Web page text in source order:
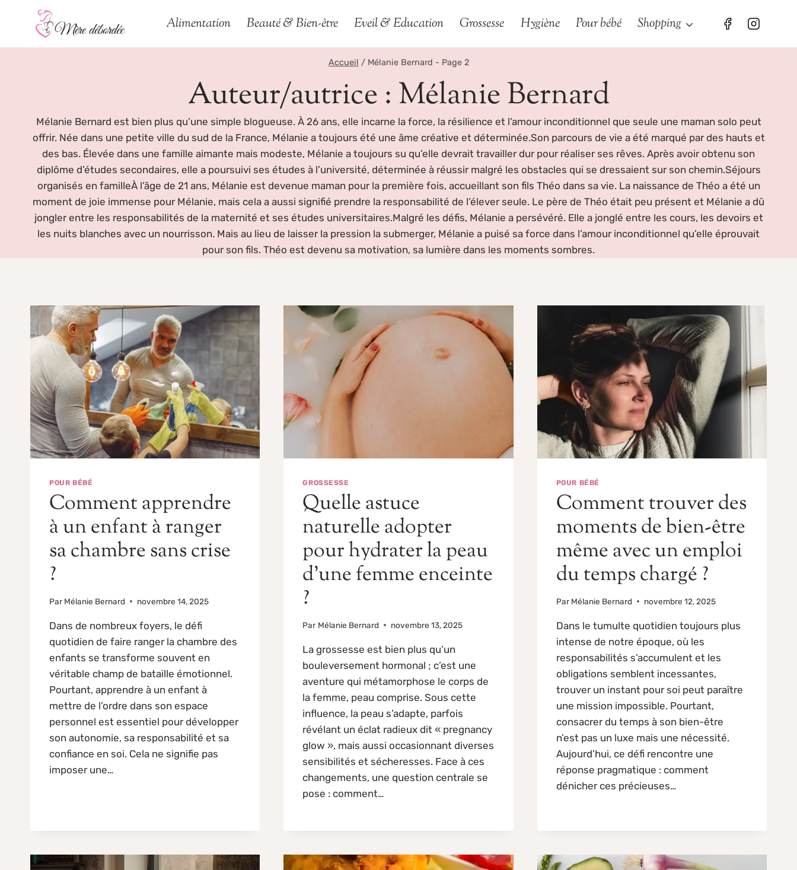
Alimentation Beauté & Bien-être Eveil & Education Grossesse Hygiène Pour bébé Shopping
Accueil / Mélanie Bernard - Page 2
Auteur/autrice : Mélanie Bernard
Mélanie Bernard est bien plus qu’une simple blogueuse. À 26 ans, elle incarne la force, la résilience et l’amour inconditionnel que seule une maman solo peut
offrir. Née dans une petite ville du sud de la France, Mélanie a toujours été une âme créative et déterminée.Son parcours de vie a été marqué par des hauts et
des bas. Élevée dans une famille aimante mais modeste, Mélanie a toujours su qu’elle devrait travailler dur pour réaliser ses rêves. Après avoir obtenu son
diplôme d’études secondaires, elle a poursuivi ses études à l’université, déterminée à réussir malgré les obstacles qui se dressaient sur son chemin.Séjours
organisés en familleÀ l’âge de 21 ans, Mélanie est devenue maman pour la première fois, accueillant son fils Théo dans sa vie. La naissance de Théo a été un
moment de joie immense pour Mélanie, mais cela a aussi signifié prendre la responsabilité de l’élever seule. Le père de Théo était peu présent et Mélanie a dû
jongler entre les responsabilités de la maternité et ses études universitaires.Malgré les défis, Mélanie a persévéré. Elle a jonglé entre les cours, les devoirs et
les nuits blanches avec un nourrisson. Mais au lieu de laisser la pression la submerger, Mélanie a puisé sa force dans l’amour inconditionnel qu’elle éprouvait
pour son fils. Théo est devenu sa motivation, sa lumière dans les moments sombres.
POUR BÉBÉ
Comment apprendre
à un enfant à ranger
sa chambre sans crise
?
Par Mélanie Bernard novembre 14, 2025
Dans de nombreux foyers, le défi
quotidien de faire ranger la chambre des
enfants se transforme souvent en
véritable champ de bataille émotionnel.
Pourtant, apprendre à un enfant à
mettre de l’ordre dans son espace
personnel est essentiel pour développer
son autonomie, sa responsabilité et sa
confiance en soi. Cela ne signifie pas
imposer une…
GROSSESSE
Quelle astuce
naturelle adopter
pour hydrater la peau
d’une femme enceinte
?
Par Mélanie Bernard novembre 13, 2025
La grossesse est bien plus qu’un
bouleversement hormonal ; c’est une
aventure qui métamorphose le corps de
la femme, peau comprise. Sous cette
influence, la peau s’adapte, parfois
révélant un éclat radieux dit « pregnancy
glow », mais aussi occasionnant diverses
sensibilités et sécheresses. Face à ces
changements, une question centrale se
pose : comment…
POUR BÉBÉ
Comment trouver des
moments de bien-être
même avec un emploi
du temps chargé ?
Par Mélanie Bernard novembre 12, 2025
Dans le tumulte quotidien toujours plus
intense de notre époque, où les
responsabilités s’accumulent et les
obligations semblent incessantes,
trouver un instant pour soi peut paraître
une mission impossible. Pourtant,
consacrer du temps à son bien-être
n’est pas un luxe mais une nécessité.
Aujourd’hui, ce défi rencontre une
réponse pragmatique : comment
dénicher ces précieuses…